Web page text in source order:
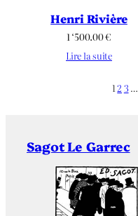
Henri Rivière
1 ‘500.00€
Lire la suite
12 3 …
Sagot Le Garrec